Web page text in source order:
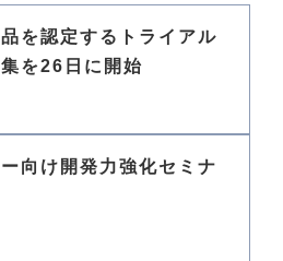
を認定するトライアル
を26日に開始
向け開発力強化セミナ